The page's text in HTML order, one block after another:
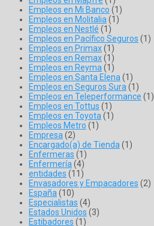
Empleos en Mi Banco (1)
Empleos en Molitalia(1)
Empleos en Nestlé (1)
Empleos en Pacífico Seguros (1)
Empleos en Primax(1)
Empleos en Remax(1)
Empleos en Reyma(1)
Empleos en Santa Elena(1)
Empleos en Seguros Sura(1)
Empleos en Teleperformance (1)
Empleos en Tottus (1)
Empleos en Toyota(1)
Empleos Metro (1)
Empresa(2)
Encargado(a) de Tienda(1)
Enfermeras (1)
Enfermería(4)
entidades (11)
Envasadores y Empacadores (2)
España(10)
Especialistas (4)
Estados Unidos (3)
Estibadores (1)